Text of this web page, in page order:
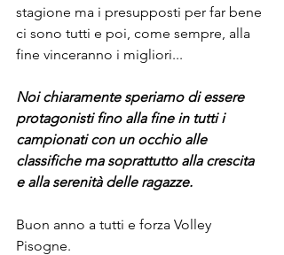
stagione ma i presupposti per far bene
ci sono tutti e poi, come sempre, alla
fine vinceranno i migliori...
Noi chiaramente speriamo di essere
protagonisti fino alla fine in tutti i
campionati con un occhio alle
classifiche ma soprattutto alla crescita
e alla serenità delle ragazze.
Buon anno a tutti e forza Volley
Pisogne.